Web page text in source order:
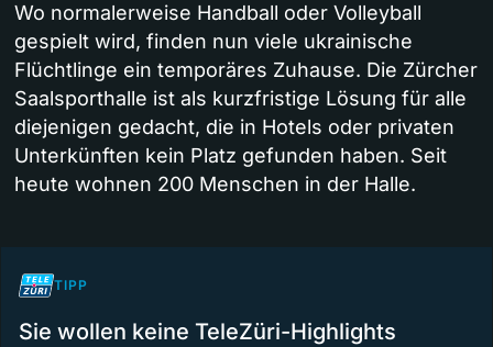
Wo normalerweise Handball oder Volleyball
gespielt wird, finden nun viele ukrainische
Flüchtlinge ein temporäres Zuhause. Die Zürcher
Saalsporthalle ist als kurzfristige Lösung für alle
diejenigen gedacht, die in Hotels oder privaten
Unterkünften kein Platz gefunden haben. Seit
heute wohnen 200 Menschen in der Halle.
TIPP
Sie wollen keine TeleZüri-Highlights